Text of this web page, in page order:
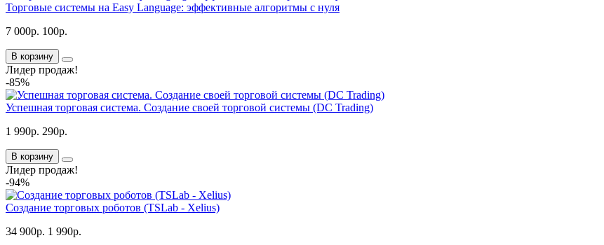
Торговые системы на Easy Language: эффективные алгоритмы с нуля
7 000р. 100р.
В корзину
Лидер продаж!
-85%
Успешная торговая система. Создание своей торговой системы (DC Trading)
1 990р. 290р.
В корзину
Лидер продаж!
-94%
Создание торговых роботов (TSLab - Xelius)
34 900р. 1 990р.